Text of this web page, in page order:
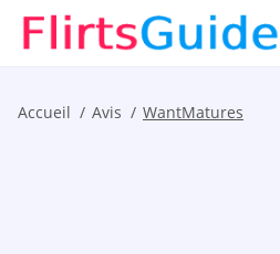
Accueil Avis WantMatures